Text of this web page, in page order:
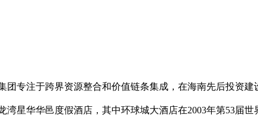
专注于跨界资源整合和价值链条集成，在海南先后投资
星华华邑度假酒店，其中环球城大酒店在2003年第53届